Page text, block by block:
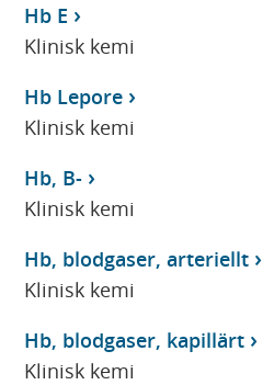
Hb E
Klinisk kemi
Hb Lepore
Klinisk kemi
Hb, B-
Klinisk kemi
Hb, blodgaser, arteriellt
Klinisk kemi
Hb, blodgaser, kapillärt
Klinisk kemi